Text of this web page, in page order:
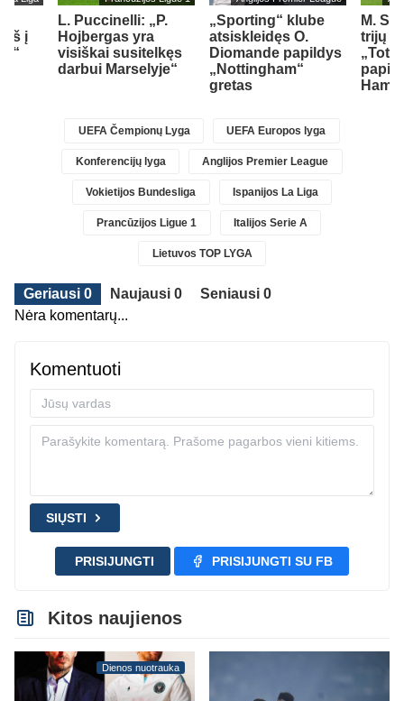
į
L. Puccinelli: „P.
Hojbergas yra
visiškai susitelkęs
darbui Marselyje“
„Sporting“ klube
atsiskleidęs O.
Diomande papildys
„Nottingham“
gretas
M.
trijų
UEFA Čempionų Lyga UEFA Europos lyga
Konferencijų lyga Anglijos Premier League
Vokietijos Bundesliga Ispanijos La Liga
Prancūzijos Ligue 1 Italijos Serie A
Lietuvos TOP LYGA
Geriausi 0 Naujausi 0
Seniausi 0
Nėra komentarų...
Komentuoti
SIŲSTI
PRISIJUNGTI PRISIJUNGTI SU FB
Kitos naujienos
Dienos nuotrauka